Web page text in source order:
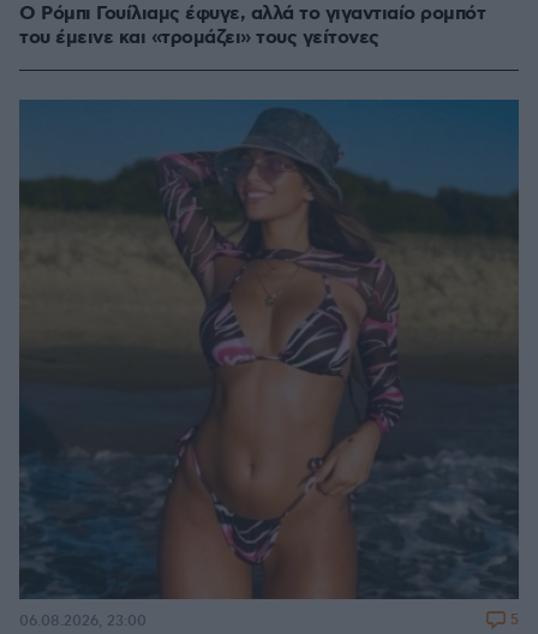
Ο Ρόμπι Γουίλιαμς έφυγε, αλλά το γιγαντιαίο ρομπότ
του έμεινε και «τρομάζει» τους γείτονες
06.08.2026, 23:00 5